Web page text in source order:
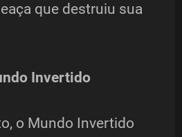
que destruiu sua
Invertido
o Mundo Invertido